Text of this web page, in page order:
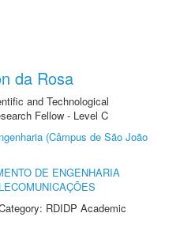
da Rosa
and Technological
Fellow - Level C
(Câmpus de São João
DE ENGENHARIA
RDIDP Academic